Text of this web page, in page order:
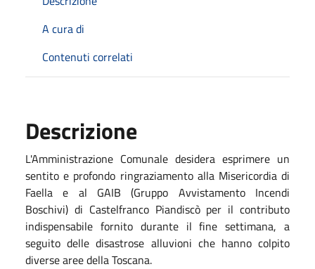
A cura di
Contenuti correlati
Descrizione
L'Amministrazione Comunale desidera esprimere un
sentito e profondo ringraziamento alla Misericordia di
Faella e al GAIB (Gruppo Avvistamento Incendi
Boschivi) di Castelfranco Piandiscò per il contributo
indispensabile fornito durante il fine settimana, a
seguito delle disastrose alluvioni che hanno colpito
diverse aree della Toscana.